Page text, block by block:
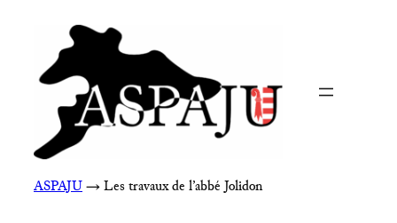
contenu
ASPAJU→Les travaux de l’abbé Jolidon